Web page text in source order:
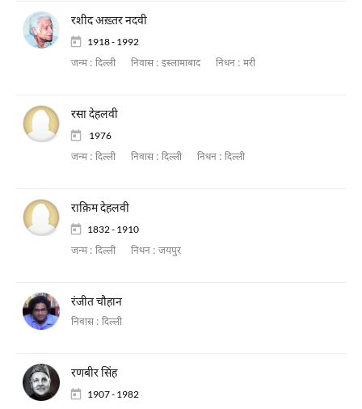
रशीद अख़्तर नदवी
1918 - 1992
जन्म : दिल्ली निवास : इस्लामाबाद निधन : मरी
रसा देहलवी
1976
जन्म : दिल्ली निवास : दिल्ली निधन : दिल्ली
राक़िम देहलवी
1832 - 1910
जन्म : दिल्ली निधन : जयपुर
रंजीत चौहान
निवास : दिल्ली
रणबीर सिंह
1907 - 1982